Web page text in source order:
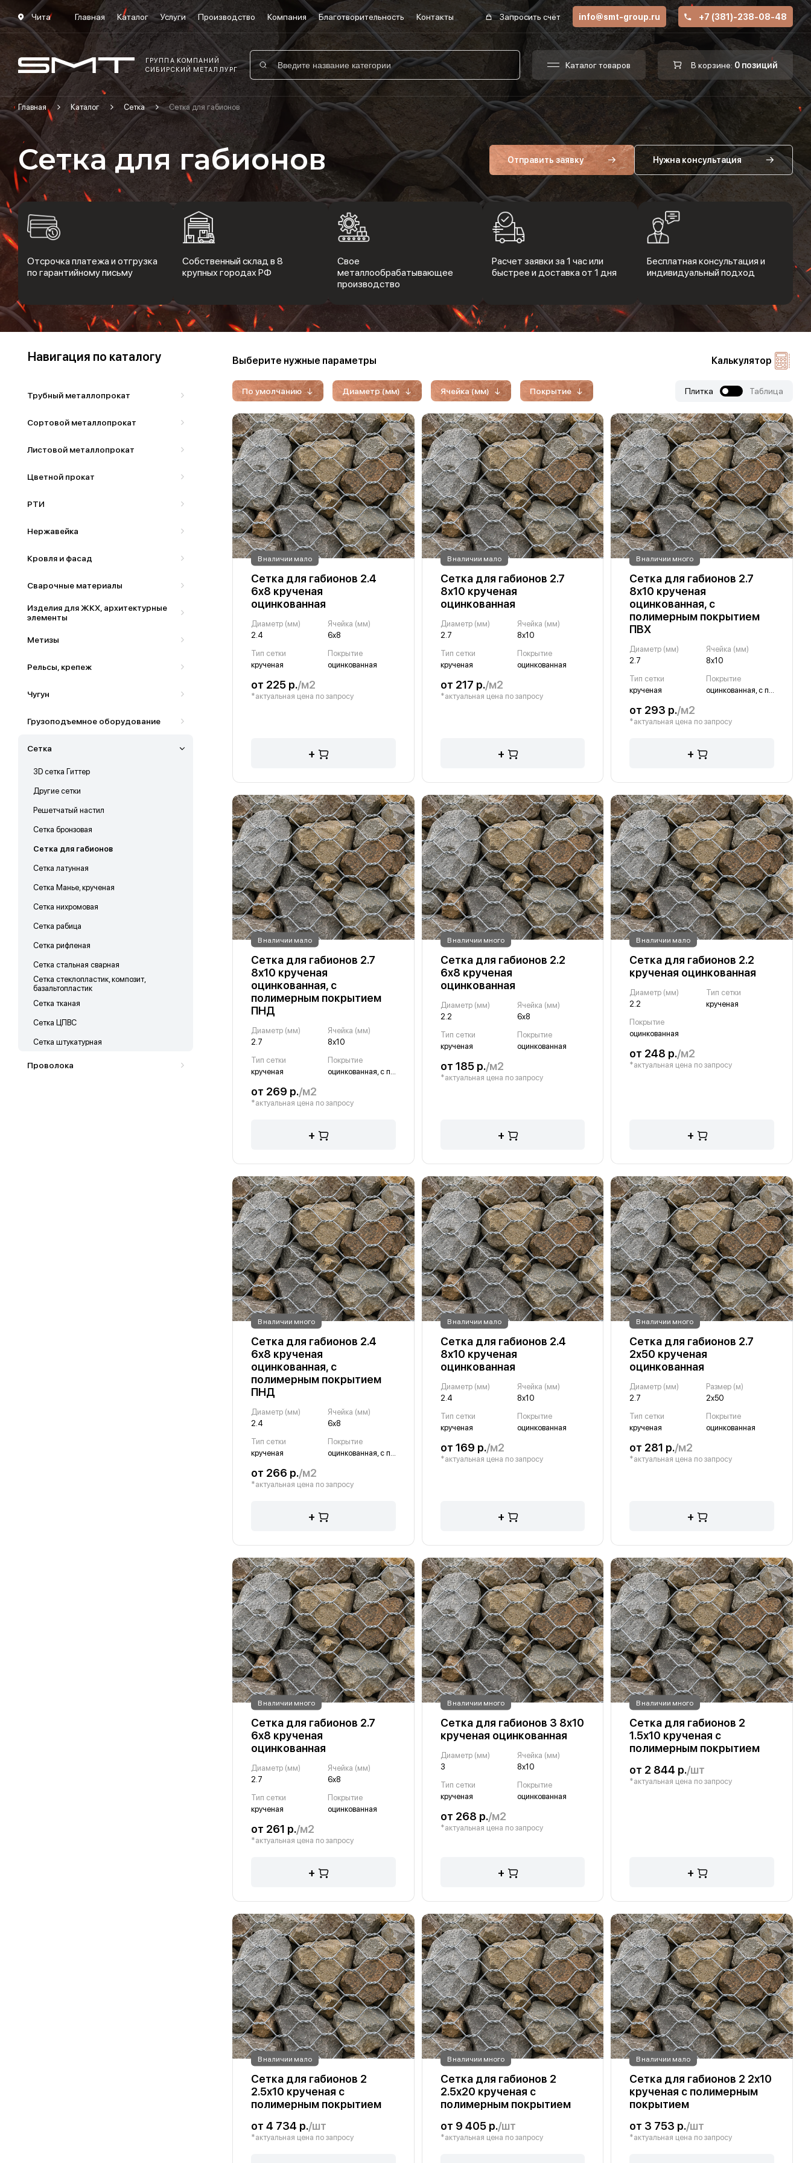
Чита Главная Каталог Услуги Производство Компания Благотворительность Контакты Запросить счёт info@smt-group.ru +7 (381)-238-08-48
ГРУППА КОМПАНИЙ
СИБИРСКИЙ МЕТАЛЛУРГ
Каталог товаров В корзине: 0 позиций
Главная Каталог Сетка Сетка для габионов
Сетка для габионов Отправить заявку Нужна консультация
Отсрочка платежа и отгрузка
по гарантийному письму
Собственный склад в 8
крупных городах РФ
Свое
металлообрабатывающее
производство
Расчет заявки за 1 час или
быстрее и доставка от 1 дня
Бесплатная консультация и
индивидуальный подход
Навигация по каталогу
Трубный металлопрокат
Сортовой металлопрокат
Листовой металлопрокат
Цветной прокат
РТИ
Нержавейка
Кровля и фасад
Сварочные материалы
Изделия для ЖКХ, архитектурные
элементы
Метизы
Рельсы, крепеж
Чугун
Грузоподъемное оборудование
Сетка
3D сетка Гиттер
Другие сетки
Решетчатый настил
Сетка бронзовая
Сетка для габионов
Сетка латунная
Сетка Манье, крученая
Сетка нихромовая
Сетка рабица
Сетка рифленая
Сетка стальная сварная
Сетка стеклопластик, композит,
базальтопластик
Сетка тканая
Сетка ЦПВС
Сетка штукатурная
Проволока
Выберите нужные параметры Калькулятор
По умолчанию Диаметр (мм) Ячейка (мм) Покрытие Плитка Таблица
В наличии мало
Сетка для габионов 2.4
6х8 крученая
оцинкованная
Диаметр (мм)
2.4
Ячейка (мм)
6х8
Тип сетки
крученая
Покрытие
оцинкованная
от 225 р./м2
*актуальная цена по запросу
+
В наличии мало
Сетка для габионов 2.7
8х10 крученая
оцинкованная
Диаметр (мм)
2.7
Ячейка (мм)
8х10
Тип сетки
крученая
Покрытие
оцинкованная
от 217 р./м2
*актуальная цена по запросу
+
В наличии много
Сетка для габионов 2.7
8х10 крученая
оцинкованная, с
полимерным покрытием
ПВХ
Диаметр (мм)
2.7
Ячейка (мм)
8х10
Тип сетки
крученая
Покрытие
оцинкованная, с полимерным покрытием ПВХ
от 293 р./м2
*актуальная цена по запросу
+
В наличии мало
Сетка для габионов 2.7
8х10 крученая
оцинкованная, с
полимерным покрытием
ПНД
Диаметр (мм)
2.7
Ячейка (мм)
8х10
Тип сетки
крученая
Покрытие
оцинкованная, с полимерным покрытием ПНД
от 269 р./м2
*актуальная цена по запросу
+
В наличии много
Сетка для габионов 2.2
6х8 крученая
оцинкованная
Диаметр (мм)
2.2
Ячейка (мм)
6х8
Тип сетки
крученая
Покрытие
оцинкованная
от 185 р./м2
*актуальная цена по запросу
+
В наличии мало
Сетка для габионов 2.2
крученая оцинкованная
Диаметр (мм)
2.2
Тип сетки
крученая
Покрытие
оцинкованная
от 248 р./м2
*актуальная цена по запросу
+
В наличии много
Сетка для габионов 2.4
6х8 крученая
оцинкованная, с
полимерным покрытием
ПНД
Диаметр (мм)
2.4
Ячейка (мм)
6х8
Тип сетки
крученая
Покрытие
оцинкованная, с полимерным покрытием ПНД
от 266 р./м2
*актуальная цена по запросу
+
В наличии мало
Сетка для габионов 2.4
8х10 крученая
оцинкованная
Диаметр (мм)
2.4
Ячейка (мм)
8х10
Тип сетки
крученая
Покрытие
оцинкованная
от 169 р./м2
*актуальная цена по запросу
+
В наличии много
Сетка для габионов 2.7
2х50 крученая
оцинкованная
Диаметр (мм)
2.7
Размер (м)
2х50
Тип сетки
крученая
Покрытие
оцинкованная
от 281 р./м2
*актуальная цена по запросу
+
В наличии много
Сетка для габионов 2.7
6х8 крученая
оцинкованная
Диаметр (мм)
2.7
Ячейка (мм)
6х8
Тип сетки
крученая
Покрытие
оцинкованная
от 261 р./м2
*актуальная цена по запросу
+
В наличии много
Сетка для габионов 3 8х10
крученая оцинкованная
Диаметр (мм)
3
Ячейка (мм)
8х10
Тип сетки
крученая
Покрытие
оцинкованная
от 268 р./м2
*актуальная цена по запросу
+
В наличии много
Сетка для габионов 2
1.5х10 крученая с
полимерным покрытием
от 2 844 р./шт
*актуальная цена по запросу
+
В наличии мало
Сетка для габионов 2
2.5х10 крученая с
полимерным покрытием
от 4 734 р./шт
*актуальная цена по запросу
В наличии много
Сетка для габионов 2
2.5х20 крученая с
полимерным покрытием
от 9 405 р./шт
*актуальная цена по запросу
В наличии мало
Сетка для габионов 2 2х10
крученая с полимерным
покрытием
от 3 753 р./шт
*актуальная цена по запросу